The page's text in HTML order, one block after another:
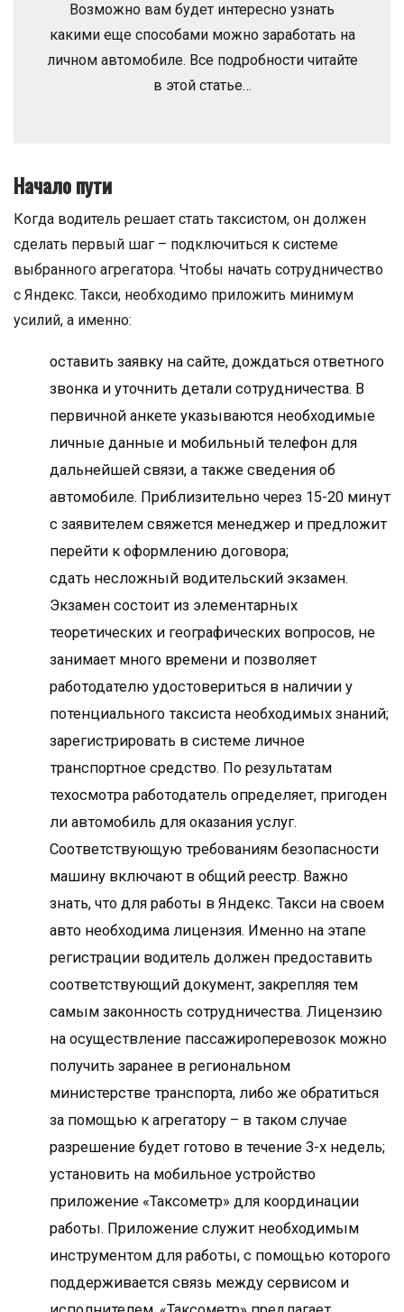
Возможно вам будет интересно узнать
какими еще способами можно заработать на
личном автомобиле. Все подробности читайте
в этой статье…
Начало пути
Когда водитель решает стать таксистом, он должен
сделать первый шаг – подключиться к системе
выбранного агрегатора. Чтобы начать сотрудничество
с Яндекс. Такси, необходимо приложить минимум
усилий, а именно:
оставить заявку на сайте, дождаться ответного
звонка и уточнить детали сотрудничества. В
первичной анкете указываются необходимые
личные данные и мобильный телефон для
дальнейшей связи, а также сведения об
автомобиле. Приблизительно через 15-20 минут
с заявителем свяжется менеджер и предложит
перейти к оформлению договора;
сдать несложный водительский экзамен.
Экзамен состоит из элементарных
теоретических и географических вопросов, не
занимает много времени и позволяет
работодателю удостовериться в наличии у
потенциального таксиста необходимых знаний;
зарегистрировать в системе личное
транспортное средство. По результатам
техосмотра работодатель определяет, пригоден
ли автомобиль для оказания услуг.
Соответствующую требованиям безопасности
машину включают в общий реестр. Важно
знать, что для работы в Яндекс. Такси на своем
авто необходима лицензия. Именно на этапе
регистрации водитель должен предоставить
соответствующий документ, закрепляя тем
самым законность сотрудничества. Лицензию
на осуществление пассажироперевозок можно
получить заранее в региональном
министерстве транспорта, либо же обратиться
за помощью к агрегатору – в таком случае
разрешение будет готово в течение 3-х недель;
установить на мобильное устройство
приложение «Таксометр» для координации
работы. Приложение служит необходимым
инструментом для работы, с помощью которого
поддерживается связь между сервисом и